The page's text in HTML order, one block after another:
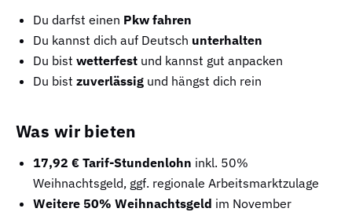
Du darfst einen Pkw fahren
Du kannst dich auf Deutsch unterhalten
Du bist wetterfest und kannst gut anpacken
Du bist zuverlässig und hängst dich rein
Was wir bieten
17,92 € Tarif-Stundenlohn inkl. 50%
Weihnachtsgeld, ggf. regionale Arbeitsmarktzulage
Weitere 50% Weihnachtsgeld im November